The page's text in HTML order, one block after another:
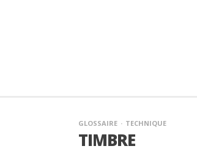
GLOSSAIRE TECHNIQUE
TIMBRE